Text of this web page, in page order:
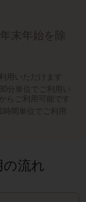
末年始を除
用いただけます
分単位でご利用い
らご利用可能です
間単位でご利用
流れ